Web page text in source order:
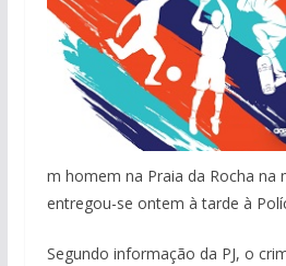
m homem na Praia da Rocha na
entregou-se ontem à tarde à
Segundo informação da PJ, o